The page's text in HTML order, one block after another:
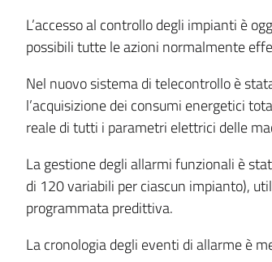
L’accesso al controllo degli impianti è
possibili tutte le azioni normalmente
Nel nuovo sistema di telecontrollo è
l’acquisizione dei consumi energetici
reale di tutti i parametri elettrici delle
La gestione degli allarmi funzionali è
di 120 variabili per ciascun impianto),
programmata predittiva.
La cronologia degli eventi di allarme è